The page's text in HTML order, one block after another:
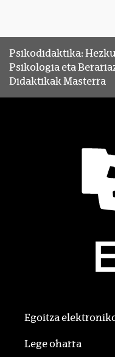
Psikodidaktika:
Psikologia eta
Didaktikak Masterra
Egoitza
Lege oharra